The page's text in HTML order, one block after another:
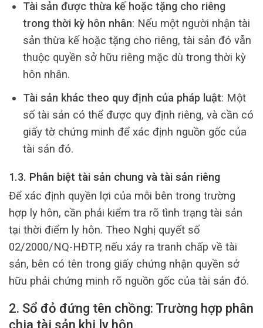
Tài sản được thừa kế hoặc tặng cho riêng
trong thời kỳ hôn nhân: Nếu một người nhận tài
sản thừa kế hoặc tặng cho riêng, tài sản đó vẫn
thuộc quyền sở hữu riêng mặc dù trong thời kỳ
hôn nhân.
Tài sản khác theo quy định của pháp luật: Một
số tài sản có thể được quy định riêng, và cần có
giấy tờ chứng minh để xác định nguồn gốc của
tài sản đó.
1.3. Phân biệt tài sản chung và tài sản riêng
Để xác định quyền lợi của mỗi bên trong trường
hợp ly hôn, cần phải kiểm tra rõ tình trạng tài sản
tại thời điểm ly hôn. Theo Nghị quyết số
02/2000/NQ-HĐTP, nếu xảy ra tranh chấp về tài
sản, bên có tên trong giấy chứng nhận quyền sở
hữu phải chứng minh rõ nguồn gốc của tài sản đó.
2. Sổ đỏ đứng tên chồng: Trường hợp phân
chia tài sản khi ly hôn